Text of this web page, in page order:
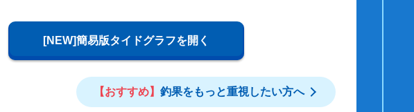
[NEW]簡易版タイドグラフを開く
【おすすめ】 釣果をもっと重視したい方へ